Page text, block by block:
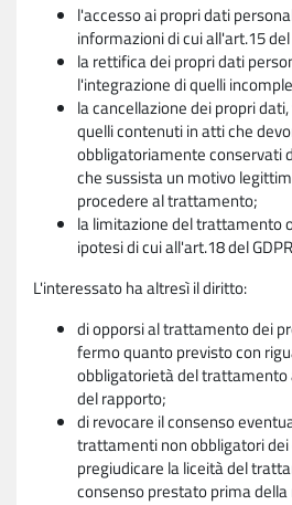
l'accesso ai propri dati
informazioni di cui all'art.15 del
la rettifica dei propri dati
l'integrazione di quelli
la cancellazione dei propri
quelli contenuti in atti che
obbligatoriamente conservati
che sussista un motivo
procedere al trattamento;
la limitazione del trattamento
ipotesi di cui all'art.18 del
L'interessato ha altresì il diritto:
di opporsi al trattamento dei
fermo quanto previsto con
obbligatorietà del trattamento
del rapporto;
di revocare il consenso
trattamenti non obbligatori dei
pregiudicare la liceità del
consenso prestato prima della